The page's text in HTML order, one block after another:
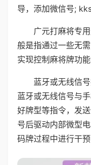
导，添加微信号;
广元打麻将专
般是指通过一些无
实现控制麻将牌功能
蓝牙或无线信
蓝牙或无线信号与
好牌型等指令，发
号后驱动内部微型
码牌过程中进行干预